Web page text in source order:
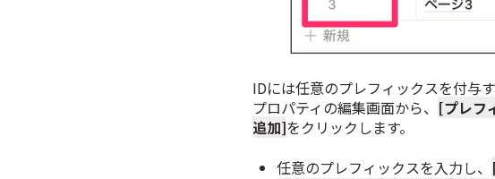
IDには任意のプレフィックスを付与
プロパティの編集画面から、 [プレフ
追加]をクリックします。
任意のプレフィックスを入力し、